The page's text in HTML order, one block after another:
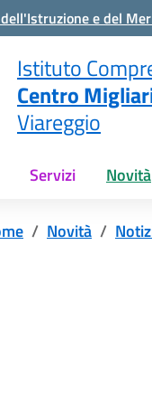
e del
Istituto
Centro
Viareggio
Servizi Novità
Novità